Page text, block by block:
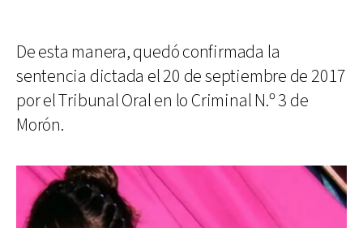
De esta manera, quedó confirmada la
sentencia dictada el 20 de septiembre de 2017
por el Tribunal Oral en lo Criminal N.º 3 de
Morón.